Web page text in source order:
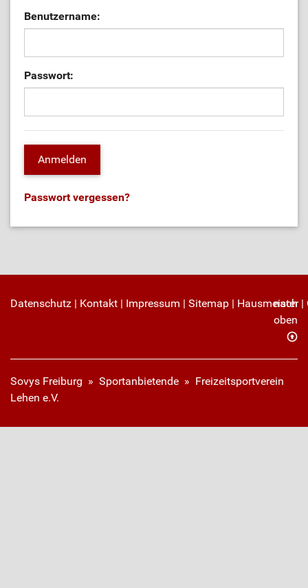
Benutzername:
Passwort:
Passwort vergessen?
Datenschutz | Kontakt | Impressum | Sitemap | Hausmeister|
nach
oben
Sovys Freiburg » Sportanbietende » Freizeitsportverein
Lehen e.V.